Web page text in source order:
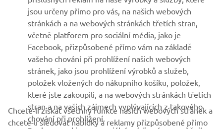
PODPORA
ZPRAVODAJ
Získejte jako první informace o nejnovějších nabídkách,
speciálních akcích, nových verzích a mnoho dalšího
jsou určeny přímo pro vás, na našich webových
stránkách a na webových stránkách třetích stran,
včetně platforem pro sociální média, jako je
Facebook, přizpůsobené přímo vám na základě
vašeho chování při prohlížení našich webových
stránek, jako jsou prohlížení výrobků a služeb,
položek vložených do nákupního košíku, položek,
které jste zakoupili, a na webových stránkách třetích
stran a na vašich zájmech vyplývajících z takového
chování při prohlížení.
Soubory cookies pro sociální média vám umožňují
Chcete-li získat všechny funkce našich webových stránek a
chcete-li sledovat nabídky a reklamy přizpůsobené přímo